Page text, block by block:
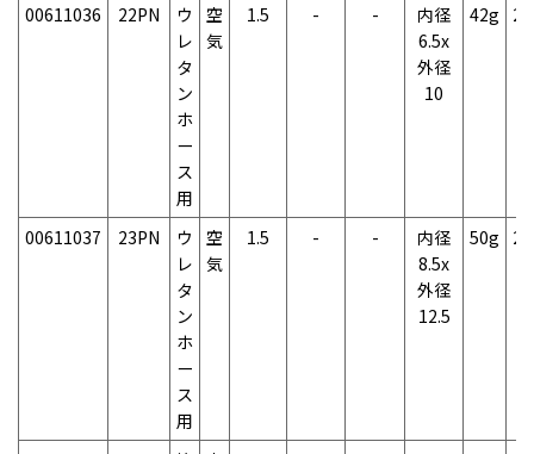
00611036 22PN
ウ
レ
タ
ン
ホ
ー
ス
用
空
気
1.5 - -
内径
6.5x
外径
10
42g
00611037 23PN
ウ
レ
タ
ン
ホ
ー
ス
用
空
気
1.5 - -
内径
8.5x
外径
12.5
50g